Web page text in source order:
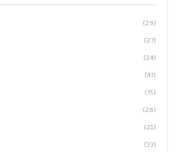
(29)
(27)
(24)
(47)
(75)
(26)
(21)
(33)